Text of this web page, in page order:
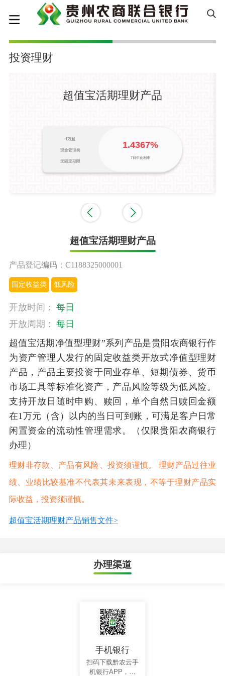
投资理财
超值宝活期理财产品
1万起
现金管理类
无固定期限
1.4367%
7日年化利率
超值宝活期理财产品
产品登记编码：C1188325000001
固定收益类 低风险
开放时间： 每日
开放周期： 每日
超值宝活期净值型理财”系列产品是贵阳农商银行作
为资产管理人发行的固定收益类开放式净值型理财
产品，产品主要投资于同业存单、短期债券、货币
市场工具等标准化资产，产品风险等级为低风险。
支持开放日随时申购、赎回，单个自然日赎回金额
在1万元（含）以内的当日可到账，可满足客户日常
闲置资金的流动性管理需求。（仅限贵阳农商银行
办理）
理财非存款、产品有风险、投资须谨慎。 理财产品过往业
绩、业绩比较基准不代表其未来表现，不等于理财产品实
际收益，投资须谨慎。
超值宝活期理财产品销售文件>
办理渠道
手机银行
扫码下载黔农云手
机银行APP，轻